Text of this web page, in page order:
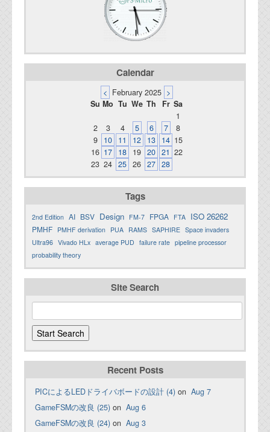
FAQ
お問い合わせフォームCalendar
< February 2025 >
Su Mo Tu We Th Fr Sa
1
2
3 4 5 6 7
8
9
10 11 12 13 14 15
16 17 18 19 20 21 22
23 24 25 26 27 28
Tags
2nd Edition AI BSV Design FM-7 FPGA FTA ISO 26262
PMHF PMHF derivation PUA RAMS SAPHIRE Space invaders
Ultra96 Vivado HLx average PUD failure rate pipeline processor
probability theory
Site Search
Recent Posts
PICによるLEDドライバボードの設計 (4) on Aug 7
GameFSMの改良 (25) on Aug 6
GameFSMの改良 (24) on Aug 3